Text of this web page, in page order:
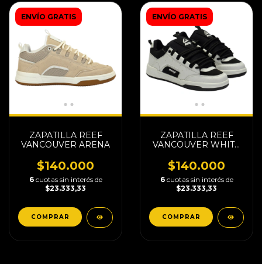
ENVÍO GRATIS
ZAPATILLA REEF
VANCOUVER ARENA
$140.000
6 cuotas sin interés de
$23.333,33
COMPRAR
ENVÍO GRATIS
ZAPATILLA REEF
VANCOUVER WHITE
$140.000
6 cuotas sin interés de
$23.333,33
COMPRAR